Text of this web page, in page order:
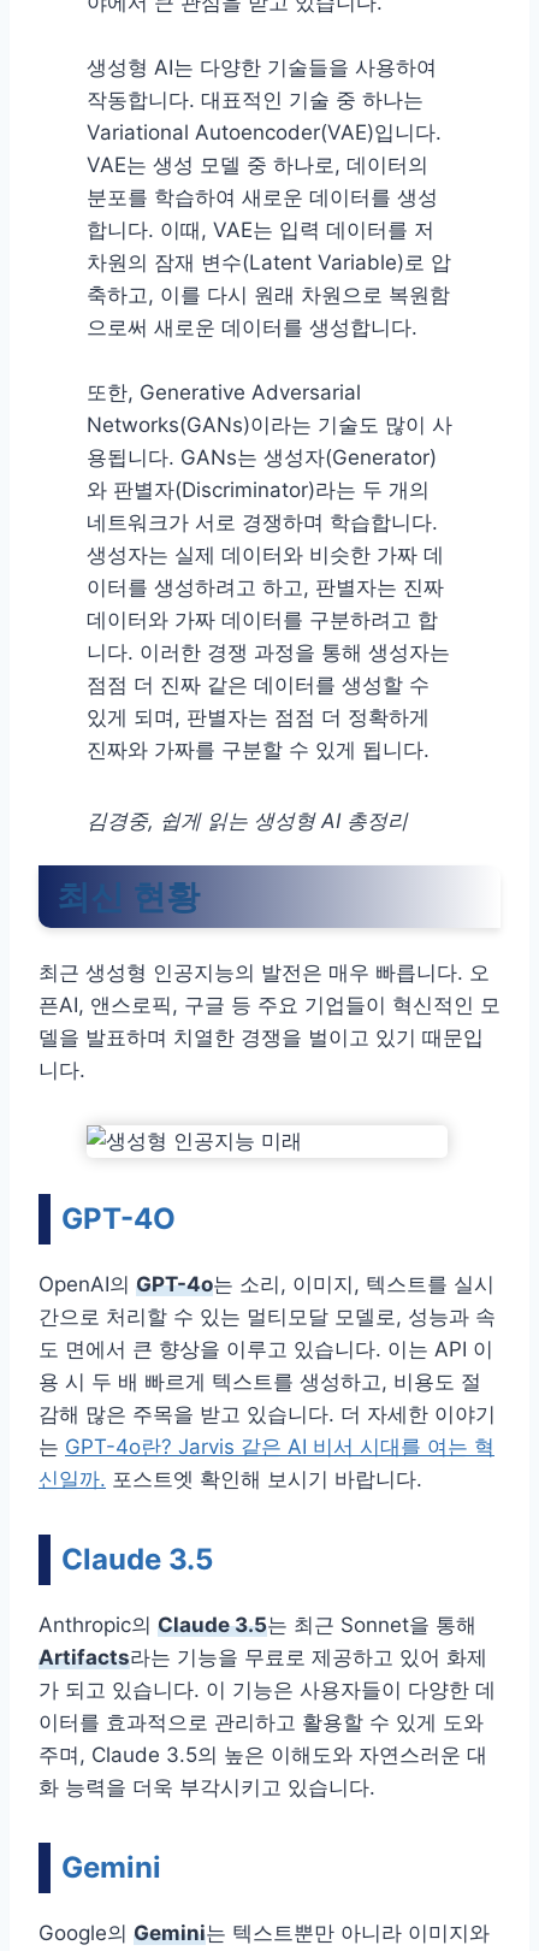
생성형 AI는 다양한 기술들을 사용하여
작동합니다. 대표적인 기술 중 하나는
Variational Autoencoder(VAE)입니다.
VAE는 생성 모델 중 하나로, 데이터의
분포를 학습하여 새로운 데이터를 생성
합니다. 이때, VAE는 입력 데이터를 저
차원의 잠재 변수(Latent Variable)로 압
축하고, 이를 다시 원래 차원으로 복원함
으로써 새로운 데이터를 생성합니다.
또한, Generative Adversarial
Networks(GANs)이라는 기술도 많이 사
용됩니다. GANs는 생성자(Generator)
와 판별자(Discriminator)라는 두 개의
네트워크가 서로 경쟁하며 학습합니다.
생성자는 실제 데이터와 비슷한 가짜 데
이터를 생성하려고 하고, 판별자는 진짜
데이터와 가짜 데이터를 구분하려고 합
니다. 이러한 경쟁 과정을 통해 생성자는
점점 더 진짜 같은 데이터를 생성할 수
있게 되며, 판별자는 점점 더 정확하게
진짜와 가짜를 구분할 수 있게 됩니다.
김경중, 쉽게 읽는 생성형 AI 총정리
최신 현황
최근 생성형 인공지능의 발전은 매우 빠릅니다. 오
픈AI, 앤스로픽, 구글 등 주요 기업들이 혁신적인 모
델을 발표하며 치열한 경쟁을 벌이고 있기 때문입
니다.
GPT-4O
OpenAI의 GPT-4o는 소리, 이미지, 텍스트를 실시
간으로 처리할 수 있는 멀티모달 모델로, 성능과 속
도 면에서 큰 향상을 이루고 있습니다. 이는 API 이
용 시 두 배 빠르게 텍스트를 생성하고, 비용도 절
감해 많은 주목을 받고 있습니다. 더 자세한 이야기
는 GPT-4o란? Jarvis 같은 AI 비서 시대를 여는 혁
신일까. 포스트엣 확인해 보시기 바랍니다.
Claude 3.5
Anthropic의 Claude 3.5는 최근 Sonnet을 통해
Artifacts라는 기능을 무료로 제공하고 있어 화제
가 되고 있습니다. 이 기능은 사용자들이 다양한 데
이터를 효과적으로 관리하고 활용할 수 있게 도와
주며, Claude 3.5의 높은 이해도와 자연스러운 대
화 능력을 더욱 부각시키고 있습니다.
Gemini
Google의 Gemini는 텍스트뿐만 아니라 이미지와